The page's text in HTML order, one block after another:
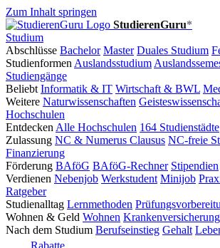
Zum Inhalt springen
StudierenGuru*
Studium
Abschlüsse Bachelor Master Duales Studium
Studienformen Auslandsstudium
Studiengänge
Beliebt Informatik & IT Wirtschaft & BWL
Weitere Naturwissenschaften
Hochschulen
Entdecken Alle Hochschulen 164 Studienstädte
Zulassung NC & Numerus Clausus NC-freie
Finanzierung
Förderung BAföG BAföG-Rechner Stipendien
Verdienen Nebenjob Werkstudent Minijob
Ratgeber
Studienalltag Lernmethoden
Wohnen & Geld Wohnen Krankenversicherung
Nach dem Studium Berufseinstieg Gehalt
Rabatte